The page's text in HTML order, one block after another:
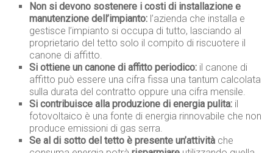
Non si devono sostenere i costi di installazione e
manutenzione dell’impianto: l’azienda che installa e
gestisce l’impianto si occupa di tutto, lasciando al
proprietario del tetto solo il compito di riscuotere il
canone di affitto.
Si ottiene un canone di affitto periodico: il canone di
affitto può essere una cifra fissa una tantum calcolata
sulla durata del contratto oppure una cifra mensile.
Si contribuisce alla produzione di energia pulita: il
fotovoltaico è una fonte di energia rinnovabile che non
produce emissioni di gas serra.
Se al di sotto del tetto è presente un’attività che